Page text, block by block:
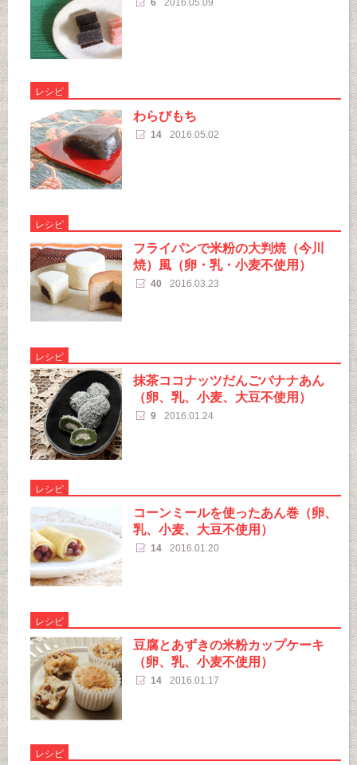
レシピ
わらびもち
14 2016.05.02
レシピ
フライパンで米粉の大判焼（今川
焼）風（卵・乳・小麦不使用）
40 2016.03.23
レシピ
抹茶ココナッツだんごバナナあん
（卵、乳、小麦、大豆不使用）
9 2016.01.24
レシピ
コーンミールを使ったあん巻（卵、
乳、小麦、大豆不使用）
14 2016.01.20
レシピ
豆腐とあずきの米粉カップケーキ
（卵、乳、小麦不使用）
14 2016.01.17
レシピ